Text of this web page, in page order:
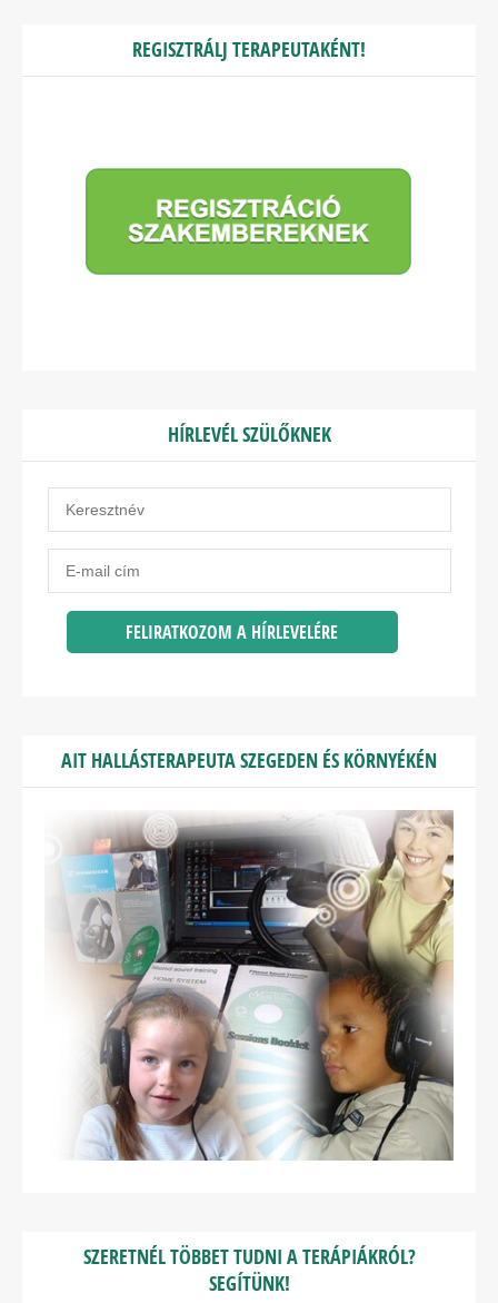
REGISZTRÁLJ TERAPEUTAKÉNT!
HÍRLEVÉL SZÜLŐKNEK
AIT HALLÁSTERAPEUTA SZEGEDEN ÉS KÖRNYÉKÉN
SZERETNÉL TÖBBET TUDNI A TERÁPIÁKRÓL?
SEGÍTÜNK!